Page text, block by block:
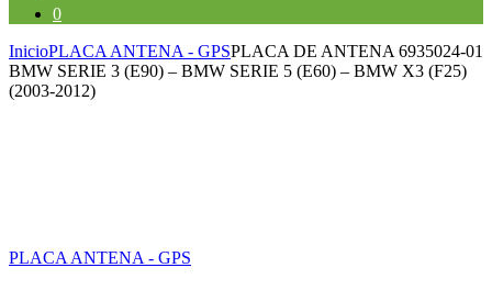
0
InicioPLACA ANTENA - GPSPLACA DE ANTENA 6935024-01
BMW SERIE 3 (E90) – BMW SERIE 5 (E60) – BMW X3 (F25)
(2003-2012)
PLACA ANTENA - GPS